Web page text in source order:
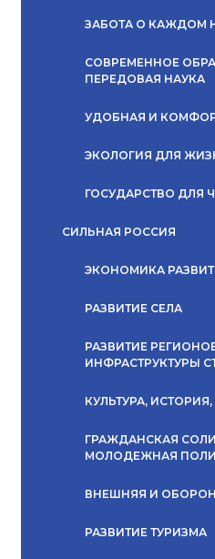
ЗАБОТА О КАЖДОМ
СОВРЕМЕННОЕ
ПЕРЕДОВАЯ НАУКА
УДОБНАЯ И
ЭКОЛОГИЯ ДЛЯ
ГОСУДАРСТВО ДЛЯ
СИЛЬНАЯ РОССИЯ
ЭКОНОМИКА
РАЗВИТИЕ СЕЛА
РАЗВИТИЕ
ИНФРАСТРУКТУРЫ
КУЛЬТУРА,
ГРАЖДАНСКАЯ
МОЛОДЕЖНАЯ
ВНЕШНЯЯ И
РАЗВИТИЕ ТУРИЗМА